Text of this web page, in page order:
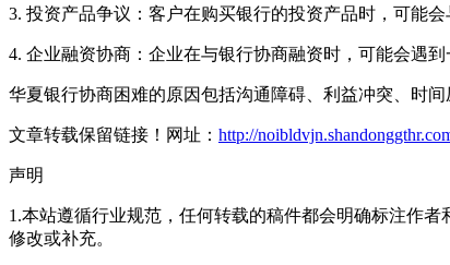
3. 投资产品争议：客户在购买银行的投资产品时，可能
4. 企业融资协商：企业在与银行协商融资时，可能会遇
华夏银行协商困难的原因包括沟通障碍、利益冲突、时
文章转载保留链接！网址： http://
声明
1.本站遵循行业规范，任何转载的稿件都会明确标注作
修改或补充。